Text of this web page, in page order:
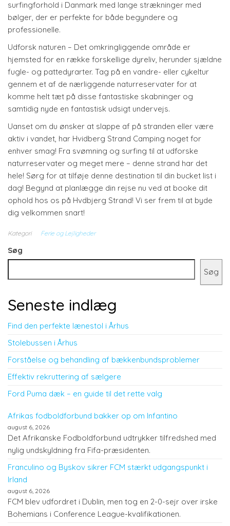
surfingforhold i Danmark med lange strækninger med
bølger, der er perfekte for både begyndere og
professionelle.
Udforsk naturen – Det omkringliggende område er
hjemsted for en række forskellige dyreliv, herunder sjældne
fugle- og pattedyrarter. Tag på en vandre- eller cykeltur
gennem et af de nærliggende naturreservater for at
komme helt tæt på disse fantastiske skabninger og
samtidig nyde en fantastisk udsigt undervejs.
Uanset om du ønsker at slappe af på stranden eller være
aktiv i vandet, har Hvidberg Strand Camping noget for
enhver smag! Fra svømning og surfing til at udforske
naturreservater og meget mere – denne strand har det
hele! Sørg for at tilføje denne destination til din bucket list i
dag! Begynd at planlægge din rejse nu ved at booke dit
ophold hos os på Hvdbjerg Strand! Vi ser frem til at byde
dig velkommen snart!
Kategori Ferie og Lejligheder
Søg
Søg
Seneste indlæg
Find den perfekte lænestol i Århus
Stolebussen i Århus
Forståelse og behandling af bækkenbundsproblemer
Effektiv rekruttering af sælgere
Ford Puma dæk – en guide til det rette valg
Afrikas fodboldforbund bakker op om Infantino
august 6, 2026
Det Afrikanske Fodboldforbund udtrykker tilfredshed med
nylig undskyldning fra Fifa-præsidenten.
Franculino og Byskov sikrer FCM stærkt udgangspunkt i
Irland
august 6, 2026
FCM blev udfordret i Dublin, men tog en 2-0-sejr over irske
Bohemians i Conference League-kvalifikationen.